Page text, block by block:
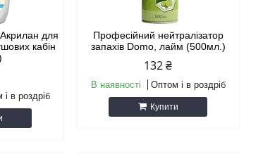
для
кабін
в роздріб
Професійний нейтралізатор
запахів Domo, лайм (500мл.)
132 ₴
В наявності Оптом і в роздріб
Купити